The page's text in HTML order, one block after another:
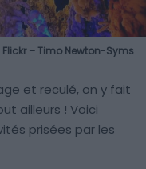
Flickr – Timo Newton-Syms
et reculé, on y fait
ailleurs ! Voici
prisées par les